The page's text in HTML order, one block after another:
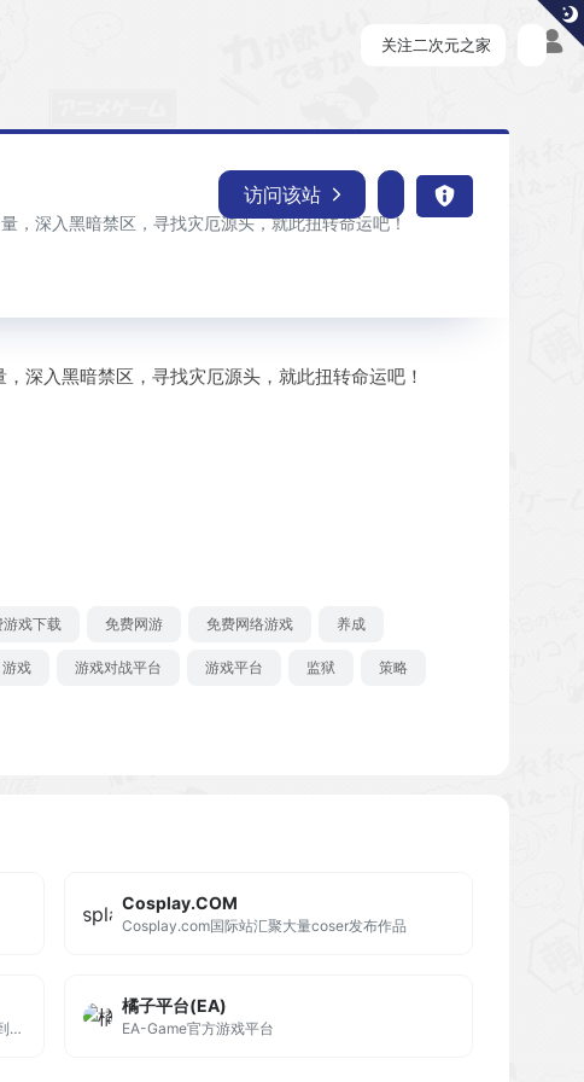
关注二次元之家
深入黑暗禁区，寻找灾厄源头，就此扭转命运吧！
访问该站
深入黑暗禁区，寻找灾厄源头，就此扭转命运吧！
游戏下载 免费网游 免费网络游戏 养成
游戏 游戏对战平台 游戏平台 监狱 策略
Cosplay.COM
Cosplay.com国际站汇聚大量coser发布作品
次元岛发布的Cosplay正片作品我们会直接推送到各大互联网平台，帮助你轻松发现你身边的Cosplay同好，为Cosplay玩家提供更多的宣传与商业机会。
橘子平台(EA)
EA-Game官方游戏平台